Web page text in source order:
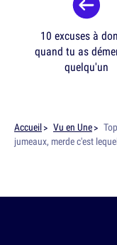
10 excuses à
quand tu as
quelqu'un
Accueil Vu en Une
jumeaux, merde c'est